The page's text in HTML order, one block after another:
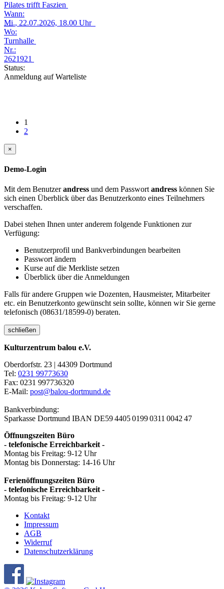
Pilates trifft Faszien
Wann:
Mi., 22.07.2026, 18.00 Uhr
Wo:
Turnhalle
Nr.:
2621921
Status:
Anmeldung auf Warteliste
1
2
×
Demo-Login
Mit dem Benutzerandress und dem Passwort andress können Sie
sich einen Überblick über das Benutzerkonto eines Teilnehmers
verschaffen.
Dabei stehen Ihnen unter anderem folgende Funktionen zur
Verfügung:
Benutzerprofil und Bankverbindungen bearbeiten
Passwort ändern
Kurse auf die Merkliste setzen
Überblick über die Anmeldungen
Falls für andere Gruppen wie Dozenten, Hausmeister, Mitarbeiter
etc. ein Benutzerkonto gewünscht sein sollte, können wir Sie gerne
telefonisch (08631/18599-0) beraten.
schließen
Kulturzentrum balou e.V.
Oberdorfstr. 23 | 44309 Dortmund
Tel: 0231 99773630
Fax: 0231 997736320
E-Mail: post@balou-dortmund.de
Bankverbindung:
Sparkasse Dortmund IBAN DE59 4405 0199 0311 0042 47
Öffnungszeiten Büro
- telefonische Erreichbarkeit -
Montag bis Freitag: 9-12 Uhr
Montag bis Donnerstag: 14-16 Uhr
Ferienöffnungszeiten Büro
- telefonische Erreichbarkeit -
Montag bis Freitag: 9-12 Uhr
Kontakt
Impressum
AGB
Widerruf
Datenschutzerklärung